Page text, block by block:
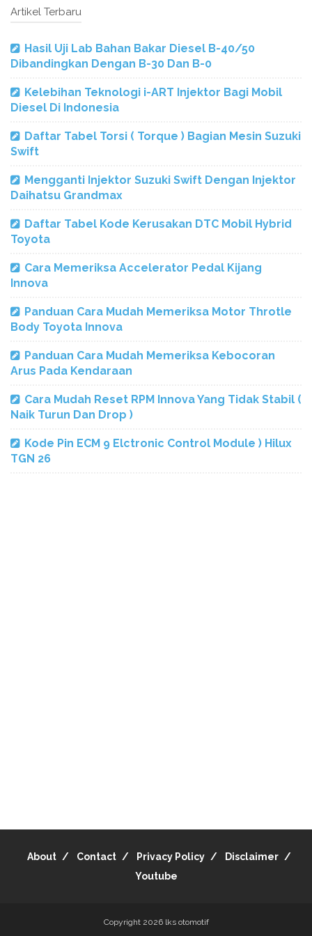
Artikel Terbaru
Hasil Uji Lab Bahan Bakar Diesel B-40/50
Dibandingkan Dengan B-30 Dan B-0
Kelebihan Teknologi i-ART Injektor Bagi Mobil
Diesel Di Indonesia
Daftar Tabel Torsi ( Torque ) Bagian Mesin Suzuki
Swift
Mengganti Injektor Suzuki Swift Dengan Injektor
Daihatsu Grandmax
Daftar Tabel Kode Kerusakan DTC Mobil Hybrid
Toyota
Cara Memeriksa Accelerator Pedal Kijang
Innova
Panduan Cara Mudah Memeriksa Motor Throtle
Body Toyota Innova
Panduan Cara Mudah Memeriksa Kebocoran
Arus Pada Kendaraan
Cara Mudah Reset RPM Innova Yang Tidak Stabil (
Naik Turun Dan Drop )
Kode Pin ECM 9 Elctronic Control Module ) Hilux
TGN 26
About Contact Privacy Policy
Disclaimer
Youtube
Copyright 2026 lks otomotif